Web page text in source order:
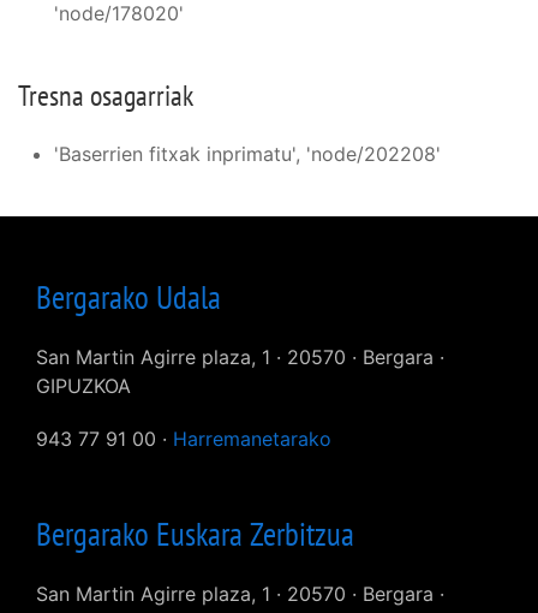
'node/178020'
Tresna osagarriak
'Baserrien fitxak inprimatu', 'node/202208'
Bergarako Udala
San Martin Agirre plaza, 1 · 20570 · Bergara ·
GIPUZKOA
943 77 91 00 · Harremanetarako
Bergarako Euskara Zerbitzua
San Martin Agirre plaza, 1 · 20570 · Bergara ·